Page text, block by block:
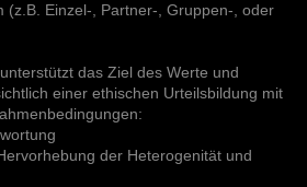
(z.B. Einzel-, Partner-, Gruppen-, oder
das Ziel des Werte und
einer ethischen Urteilsbildung mit
der Heterogenität und